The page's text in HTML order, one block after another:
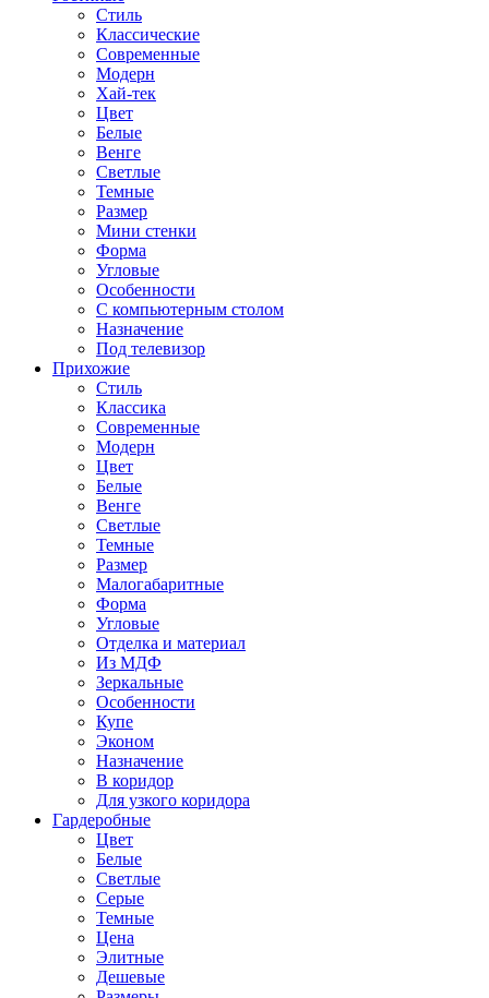
Стиль
Классические
Современные
Модерн
Хай-тек
Цвет
Белые
Венге
Светлые
Темные
Размер
Мини стенки
Форма
Угловые
Особенности
С компьютерным столом
Назначение
Под телевизор
Прихожие
Стиль
Классика
Современные
Модерн
Цвет
Белые
Венге
Светлые
Темные
Размер
Малогабаритные
Форма
Угловые
Отделка и материал
Из МДФ
Зеркальные
Особенности
Купе
Эконом
Назначение
В коридор
Для узкого коридора
Гардеробные
Цвет
Белые
Светлые
Серые
Темные
Цена
Элитные
Дешевые